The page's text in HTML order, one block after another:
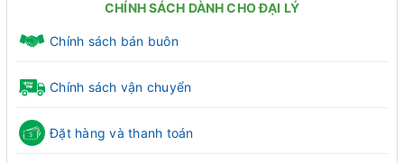
CHÍNH SÁCH DÀNH CHO ĐẠI LÝ
Chính sách bán buôn
Chính sách vận chuyển
Đặt hàng và thanh toán